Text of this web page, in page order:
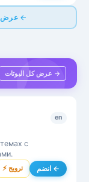
عرض جميع مجموعات الاستثمار على تيليغرام ←
عرض كل البوتات →
en
с
⚡ ترويج انضم ←